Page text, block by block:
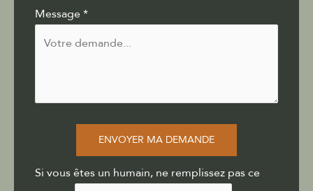
Message*
ENVOYER MA DEMANDE
Si vous êtes un humain, ne remplissez pas ce